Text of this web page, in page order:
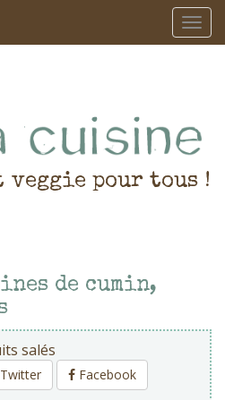
pour tous !
de cumin,
salés
Twitter
Facebook